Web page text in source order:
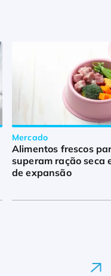
Mercado
Alimentos frescos
superam ração seca
de expansão